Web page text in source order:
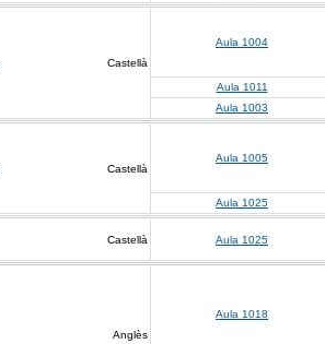
Castellà
Aula 1004
Aula 1011
Aula 1003
Castellà
Aula 1005
Aula 1025
Castellà
Aula 1025
Anglès
Aula 1018